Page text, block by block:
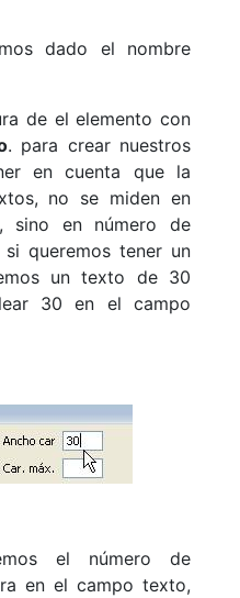
dado el nombre
de el elemento con
. para crear nuestros
en cuenta que la
no se miden en
sino en número de
queremos tener un
un texto de 30
30 en el campo
el número de
en el campo texto,